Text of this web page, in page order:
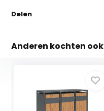
Delen
Anderen kochten ook